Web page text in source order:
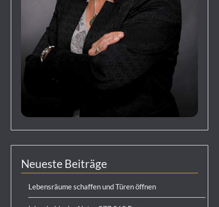
Neueste Beiträge
Lebensräume schaffen und Türen öffnen